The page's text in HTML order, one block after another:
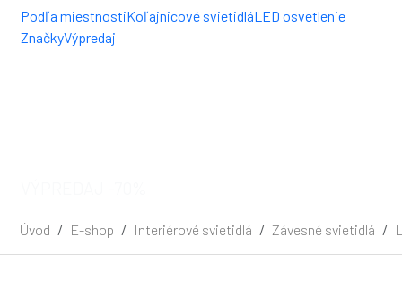
Podľa miestnostiKoľajnicové svietidláLED osvetlenie
ZnačkyVýpredaj
Úvod E-shop Interiérové svietidlá Závesné svietidlá